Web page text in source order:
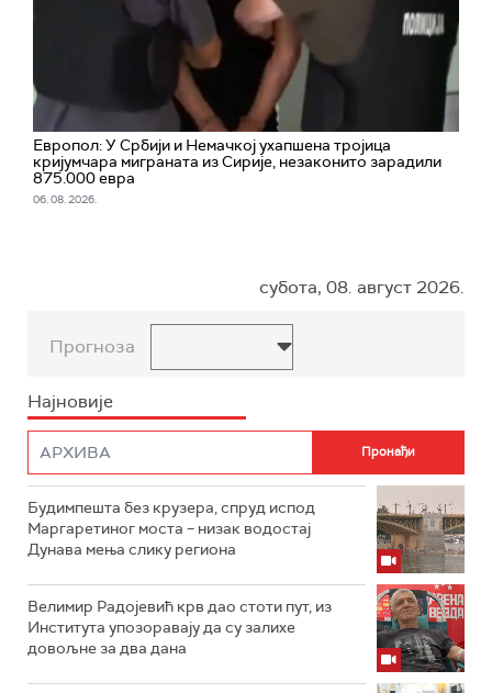
Европол: У Србији и Немачкој ухапшена тројица
кријумчара миграната из Сирије, незаконито зарадили
875.000 евра
06. 08. 2026.
субота, 08. август 2026.
Прогноза
Најновије
Будимпешта без крузера, спруд испод
Маргаретиног моста – низак водостај
Дунава мења слику региона
Велимир Радојевић крв дао стоти пут, из
Института упозоравају да су залихе
довољне за два дана